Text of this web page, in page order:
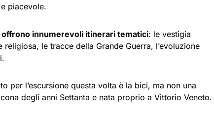
piacevole.
innumerevoli itinerari tematici: le vestigia
le tracce della Grande Guerra, l’evoluzione
per l’escursione questa volta è la bici, ma non una
degli anni Settanta e nata proprio a Vittorio Veneto.